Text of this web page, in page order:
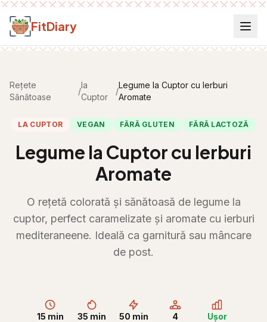
Salt la conținut
FitDiary
Rețete
Sănătoase
/
la
Cuptor
/
Legume la Cuptor cu Ierburi
Aromate
LA CUPTOR VEGAN FĂRĂ GLUTEN FĂRĂ LACTOZĂ
Legume la Cuptor cu Ierburi
Aromate
O rețetă colorată și sănătoasă de legume la
cuptor, perfect caramelizate și aromate cu ierburi
mediteraneene. Ideală ca garnitură sau mâncare
de post.
15 min 35 min 50 min 4 Ușor